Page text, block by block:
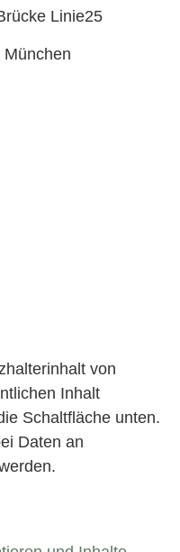
Linie25
von
Inhalt
Schaltfläche unten.
Daten an